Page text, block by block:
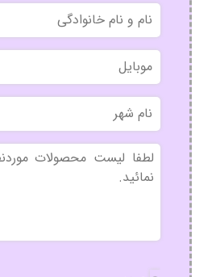
نام
و
نام
خانوادگی
موبایل
نام
شهر
بدون
عنوان
نوع